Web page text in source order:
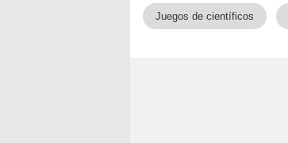
Juegos de científicos